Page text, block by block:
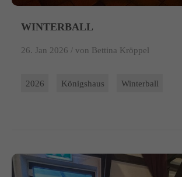
WINTERBALL
26. Jan 2026 / von Bettina Kröppel
2026 Königshaus Winterball